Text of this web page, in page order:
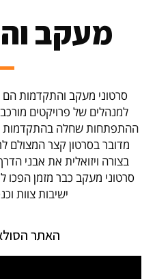
מעקב
סרטוני מעקב והתקדמות הם
למנהלים של פרויקטים
ההתפתחות שחלה בהתקדמות
מדובר בסרטון קצר המצולם
בצורה ויזואלית את אבני
סרטוני מעקב כבר מזמן הפכו
ישיבות צוות
האתר